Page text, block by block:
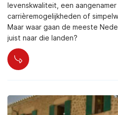
levenskwaliteit, een
carrièremogelijkheden of
Maar waar gaan de meeste
juist naar die landen?